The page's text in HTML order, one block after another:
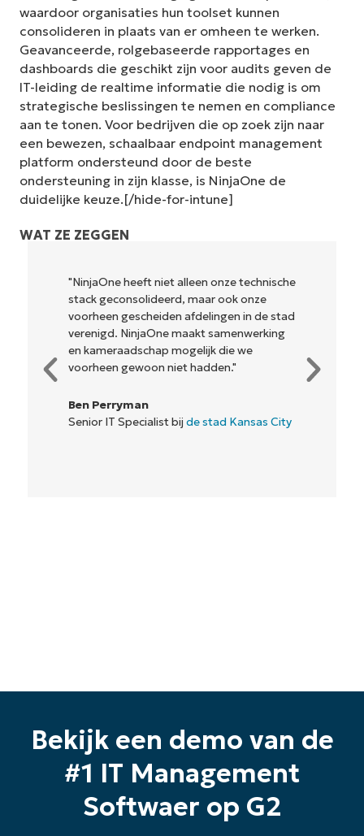
waardoor organisaties hun toolset kunnen
consolideren in plaats van er omheen te werken.
Geavanceerde, rolgebaseerde rapportages en
dashboards die geschikt zijn voor audits geven de
IT-leiding de realtime informatie die nodig is om
strategische beslissingen te nemen en compliance
aan te tonen. Voor bedrijven die op zoek zijn naar
een bewezen, schaalbaar endpoint management
platform ondersteund door de beste
ondersteuning in zijn klasse, is NinjaOne de
duidelijke keuze.[/hide-for-intune]
WAT ZE ZEGGEN
"NinjaOne heeft niet alleen onze technische
stack geconsolideerd, maar ook onze
voorheen gescheiden afdelingen in de stad
verenigd. NinjaOne maakt samenwerking
en kameraadschap mogelijk die we
voorheen gewoon niet hadden."
Ben Perryman
Senior IT Specialist bij de stad Kansas City
Bekijk een demo van de
#1 IT Management
Softwaer op G2